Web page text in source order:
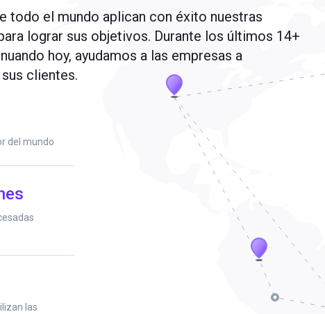
todo el mundo aplican con éxito nuestras
lograr sus objetivos. Durante los últimos 14+
hoy, ayudamos a las empresas a
clientes.
del mundo
las